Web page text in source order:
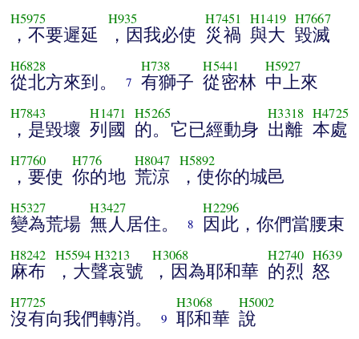
H5975
，不要遲延
H935
，因我必使
H7451
災禍
H1419
與大
H7667
毀滅
H6828
從北方來到。 7
H738
有獅子
H5441
從密林
H5927
中上來
H7843
，是毀壞
H1471
列國
H5265
的。它已經動身
H3318
出離
H4725
本處
H7760
，要使
H776
你的地
H8047
荒涼
H5892
，使你的城邑
H5327
變為荒場
H3427
無人居住。 8
H2296
因此，你們當腰束
H8242
麻布
H5594 H3213
，大聲哀號
H3068
，因為耶和華
H2740
的烈
H639
怒
H7725
沒有向我們轉消。 9
H3068
耶和華
H5002
說